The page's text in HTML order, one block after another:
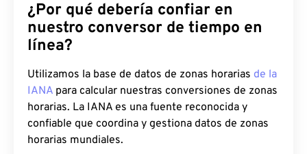
¿Por qué debería confiar en
nuestro conversor de tiempo en
línea?
Utilizamos la base de datos de zonas horarias de la
IANA para calcular nuestras conversiones de zonas
horarias. La IANA es una fuente reconocida y
confiable que coordina y gestiona datos de zonas
horarias mundiales.